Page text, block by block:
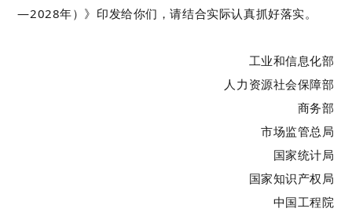
—2028年）》印发给你们，请结合实际认真抓好落实。
工业和信息化部
人力资源社会保障部
商务部
市场监管总局
国家统计局
国家知识产权局
中国工程院